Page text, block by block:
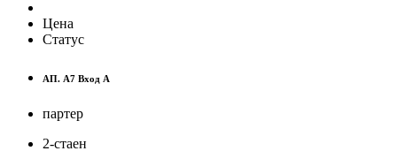
Цена
Статус
АП. А7 Вход A
партер
2-стаен